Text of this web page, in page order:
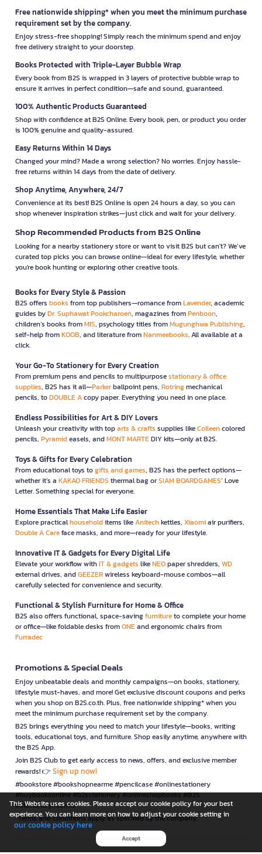
Free nationwide shipping* when you meet the minimum purchase
requirement set by the company.
Enjoy stress-free shopping! Simply reach the minimum spend and enjoy
free delivery straight to your doorstep.
Books Protected with Triple-Layer Bubble Wrap
Every book from B2S is wrapped in 3 layers of protective bubble wrap to
ensure it arrives in perfect condition—safe and sound, guaranteed.
100% Authentic Products Guaranteed
Shop with confidence at B2S Online. Every book, pen, or product you order
is 100% genuine and quality-assured.
Easy Returns Within 14 Days
Changed your mind? Made a wrong selection? No worries. Enjoy hassle-
free returns within 14 days from the date of delivery.
Shop Anytime, Anywhere, 24/7
Convenience at its best! B2S Online is open 24 hours a day, so you can
shop whenever inspiration strikes—just click and wait for your delivery.
Shop Recommended Products from B2S Online
Looking for a nearby stationery store or want to visit B2S but can't? We’ve
curated top picks you can browse online—ideal for every lifestyle, whether
you're book hunting or exploring other creative tools.
Books for Every Style & Passion
B2S offers books from top publishers—romance fromLavender, academic
guides byDr. Suphawat Pookcharoen, magazines fromPenboon,
children’s books fromMIS, psychology titles fromMugunghwa Publishing,
self-help fromKOOB, and literature fromNanmeebooks. All available at a
click.
Your Go-To Stationery for Every Creation
From premium pens and pencils to multipurposestationary & office
supplies, B2S has it all—Parkerballpoint pens, Rotringmechanical
pencils, toDOUBLE Acopy paper. Everything you need in one place.
Endless Possibilities for Art & DIY Lovers
Unleash your creativity with toparts & crafts supplies likeColleencolored
pencils, Pyramideasels, andMONT MARTEDIY kits—only at B2S.
Toys & Gifts for Every Celebration
From educational toys togifts and games, B2S has the perfect options—
whether it’s a KAKAO FRIENDS thermal bag orSIAM BOARDGAMES’ Love
Letter. Something special for everyone.
Home Essentials That Make Life Easier
Explore practicalhouseholditems likeAnitechkettles, Xiaomiair purifiers,
Double A Careface masks, and more—ready for your lifestyle.
Innovative IT & Gadgets for Every Digital Life
Elevate your workflow withIT & gadgets likeNEOpaper shredders, WD
external drives, andGEEZERwireless keyboard-mouse combos—all
carefully selected for convenience and security.
Functional & Stylish Furniture for Home & Office
B2S also offers functional, space-savingfurnitureto complete your home
or office—like foldable desks fromONEand ergonomic chairs from
Furradec
Promotions & Special Deals
Enjoy unbeatable deals and monthly campaigns—on books, stationery,
lifestyle must-haves, and more! Get exclusive discount coupons and perks
when you shop on B2S.co.th. Plus, free nationwide shipping* when you
meet the minimum purchase requirement set by the company.
B2S brings everything you need to match your lifestyle—books, writing
tools, educational toys, and furniture. Shop easily anytime, anywhere with
the B2S App.
Join B2S Club to get early access to news, offers, and exclusive member
rewards! 👉 Sign up now!
#bookstore #bookshopnearme #pencilcase #onlinestationery
#buybooksonline #b2sstationery #onlineshopbooks #B2S
#stationerynearme
*Terms and conditions apply as specified by the company.
This Website uses cookies. Please accept our cookie policy for your best
experience. You can learn more on how to adjust your cookie setting in
our cookie policy here
Accept